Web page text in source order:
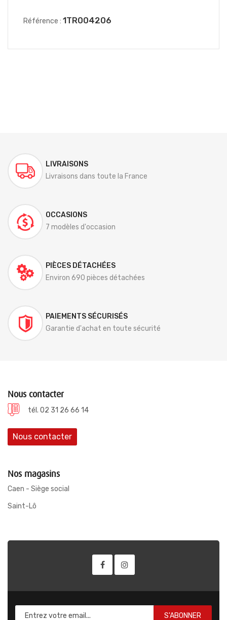
Référence : 1TR004206
LIVRAISONS
Livraisons dans toute la France
OCCASIONS
7 modèles d'occasion
PIÈCES DÉTACHÉES
Environ 690 pièces détachées
PAIEMENTS SÉCURISÉS
Garantie d'achat en toute sécurité
Nous contacter
tél. 02 31 26 66 14
Nous contacter
Nos magasins
Caen - Siège social
Saint-Lô
S'ABONNER